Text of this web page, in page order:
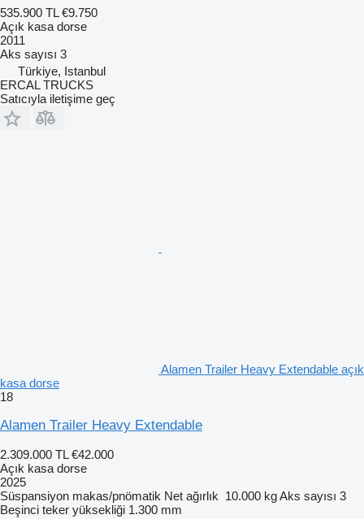
535.900 TL €9.750
Açık kasa dorse
2011
Aks sayısı 3
Türkiye, Istanbul
ERCAL TRUCKS
Satıcıyla iletişime geç
Alamen Trailer Heavy Extendable açık
kasa dorse
18
Alamen Trailer Heavy Extendable
2.309.000 TL €42.000
Açık kasa dorse
2025
Süspansiyon makas/pnömatik Net ağırlık 10.000 kgAks sayısı 3
Beşinci teker yüksekliği 1.300 mm